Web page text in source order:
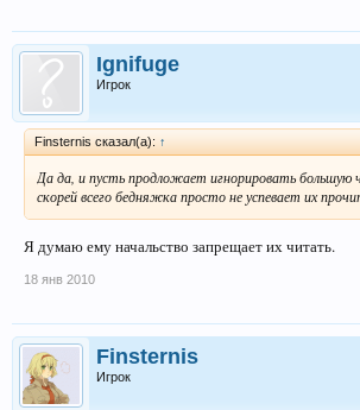
Ignifuge
Игрок
Finsternis сказал(а): ↑
Да да, и пусть продложает игнорировать большую
скорей всего бедняжка просто не успевает их
Я думаю ему начальство запрещает их читать.
18 янв 2010
Finsternis
Игрок